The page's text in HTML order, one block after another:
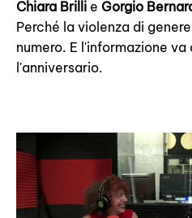
Chiara Brilli e Gorgio
Perché la violenza di
numero. E l'informazione
l'anniversario.